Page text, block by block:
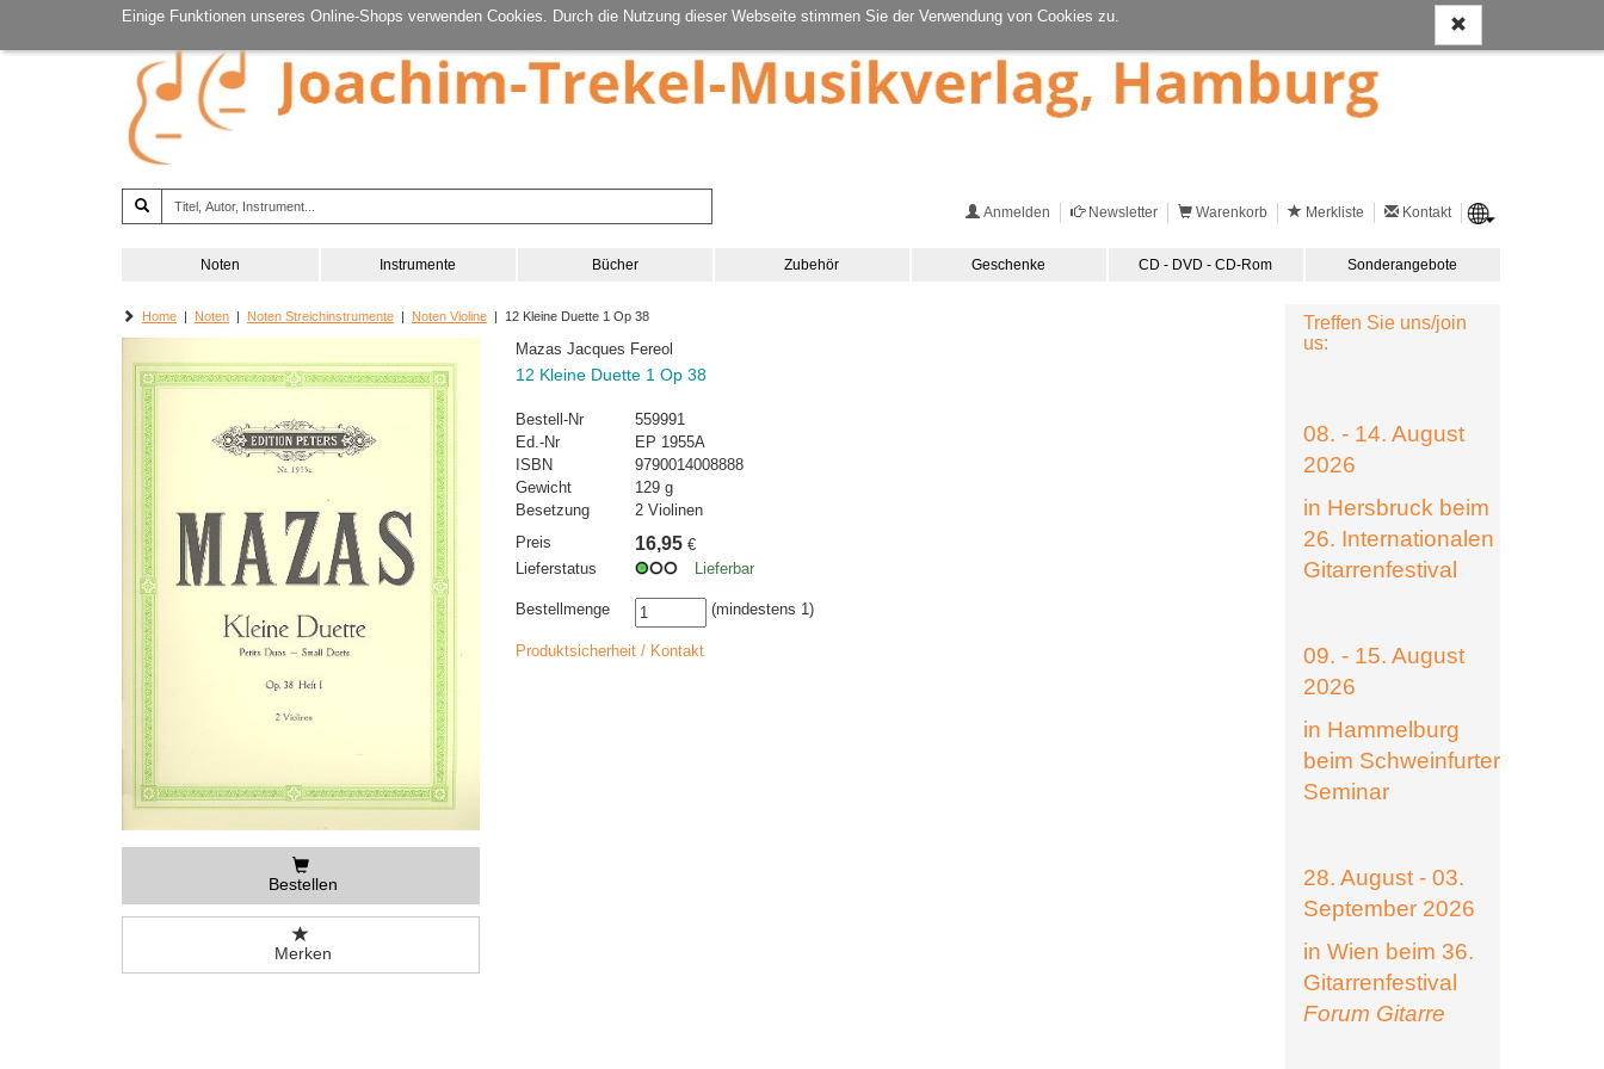
Einige Funktionen unseres Online-Shops verwenden Cookies. Durch die Nutzung dieser Webseite stimmen Sie der Verwendung von Cookies zu.
Anmelden Newsletter Warenkorb Merkliste Kontakt
Noten Instrumente Bücher Zubehör Geschenke CD - DVD - CD-Rom Sonderangebote
Home | Noten | Noten Streichinstrumente | Noten Violine | 12 Kleine Duette 1 Op 38
Bestellen
Merken
Mazas Jacques Fereol
12 Kleine Duette 1 Op 38
Bestell-Nr
559991
Ed.-Nr
EP 1955A
ISBN
9790014008888
Gewicht
129 g
Besetzung
2 Violinen
Preis
16,95 €
Lieferstatus
Lieferbar
Bestellmenge (mindestens 1)
Produktsicherheit / Kontakt
Treffen Sie uns/join
us:
08. - 14. August
2026
in Hersbruck beim
26. Internationalen
Gitarrenfestival
09. - 15. August
2026
in Hammelburg
beim Schweinfurter
Seminar
28. August - 03.
September 2026
in Wien beim 36.
Gitarrenfestival
Forum Gitarre